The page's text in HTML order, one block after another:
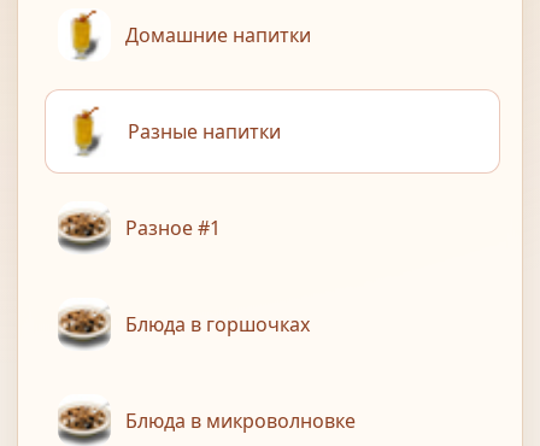
Домашние напитки
Разные напитки
Разное #1
Блюда в горшочках
Блюда в микроволновке